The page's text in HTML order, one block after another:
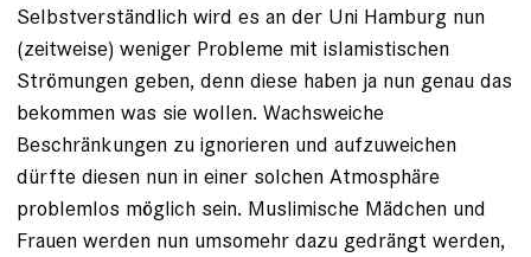
Selbstverständlich wird es an der Uni Hamburg nun
(zeitweise) weniger Probleme mit islamistischen
Strömungen geben, denn diese haben ja nun genau das
bekommen was sie wollen. Wachsweiche
Beschränkungen zu ignorieren und aufzuweichen
dürfte diesen nun in einer solchen Atmosphäre
problemlos möglich sein. Muslimische Mädchen und
Frauen werden nun umsomehr dazu gedrängt werden,